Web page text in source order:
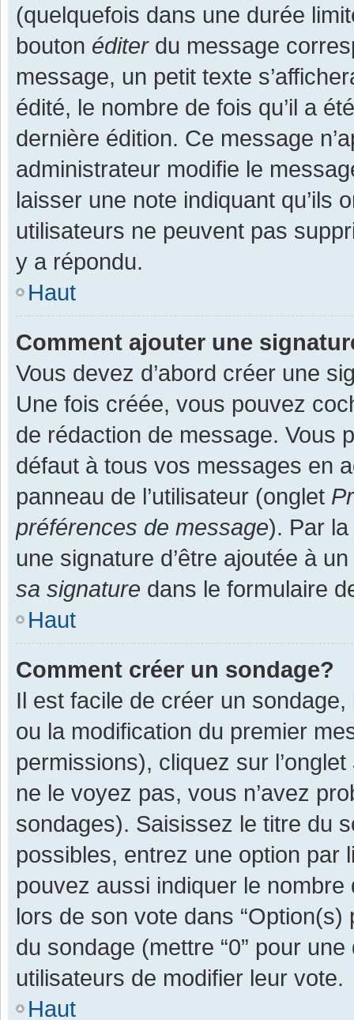
(quelquefois dans une durée
bouton éditerdu message
message, un petit texte
édité, le nombre de fois qu’il a
dernière édition. Ce message
administrateur modifie le
laisser une note indiquant qu’ils
utilisateurs ne peuvent pas
y a répondu.
Haut
Comment ajouter une
Vous devez d’abord créer une
Une fois créée, vous pouvez
de rédaction de message. Vous
défaut à tous vos messages en
panneau de l’utilisateur (onglet
préférences de message). Par
une signature d’être ajoutée à
sa signature dans le formulaire
Haut
Comment créer un sondage?
Il est facile de créer un
ou la modification du premier
permissions), cliquez sur l’onglet
ne le voyez pas, vous n’avez
sondages). Saisissez le titre du
possibles, entrez une option par
pouvez aussi indiquer le
lors de son vote dans “Option(s)
du sondage (mettre “0” pour
utilisateurs de modifier leur vote.
Haut